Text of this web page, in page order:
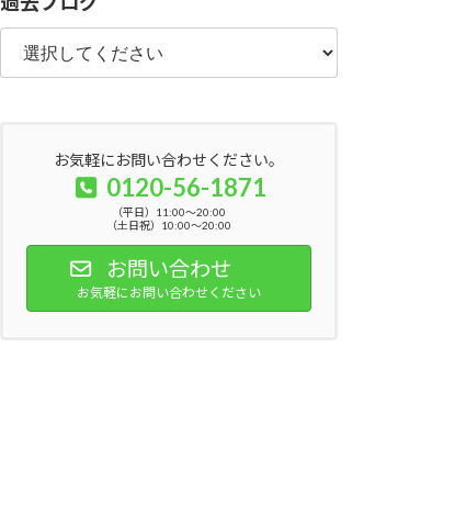
お気軽にお問い合わせください。
0120-56-1871
（平日）11:00～20:00
（土日祝）10:00～20:00
お問い合わせ
お気軽にお問い合わせください